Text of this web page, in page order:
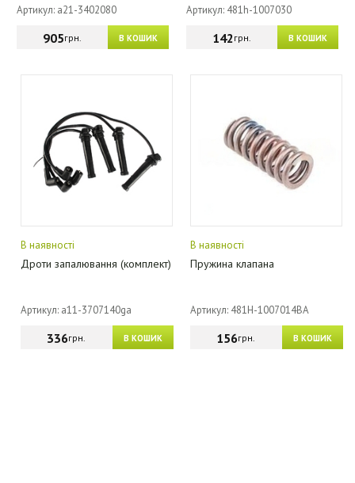
Артикул: a21-3402080
В КОШИК
905грн.
Артикул: 481h-1007030
В КОШИК
142грн.
В наявності
Дроти запалювання (комплект)
Артикул: a11-3707140ga
В КОШИК
336грн.
В наявності
Пружина клапана
Артикул: 481H-1007014BA
В КОШИК
156грн.